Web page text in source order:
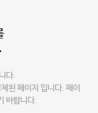
다.
된 페이지 입니다. 페이
바랍니다.